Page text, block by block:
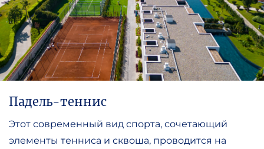
Падель-теннис
Этот современный вид спорта, сочетающий
элементы тенниса и сквоша, проводится на